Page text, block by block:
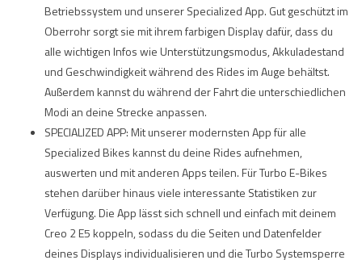
Betriebssystem und unserer Specialized App. Gut geschützt im
Oberrohr sorgt sie mit ihrem farbigen Display dafür, dass du
alle wichtigen Infos wie Unterstützungsmodus, Akkuladestand
und Geschwindigkeit während des Rides im Auge behältst.
Außerdem kannst du während der Fahrt die unterschiedlichen
Modi an deine Strecke anpassen.
SPECIALIZED APP: Mit unserer modernsten App für alle
Specialized Bikes kannst du deine Rides aufnehmen,
auswerten und mit anderen Apps teilen. Für Turbo E-Bikes
stehen darüber hinaus viele interessante Statistiken zur
Verfügung. Die App lässt sich schnell und einfach mit deinem
Creo 2 E5 koppeln, sodass du die Seiten und Datenfelder
deines Displays individualisieren und die Turbo Systemsperre